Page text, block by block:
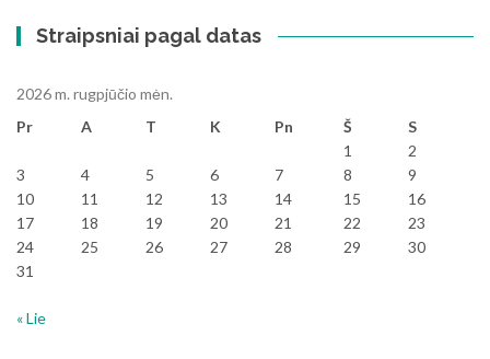
Straipsniai pagal datas
2026 m. rugpjūčio mėn.
Pr
A T K Pn Š
S
1
2
3
4 5 6 7 8
9
10
11 12 13 14 15
16
17
18 19 20 21 22
23
24
25 26 27 28 29
30
31
« Lie